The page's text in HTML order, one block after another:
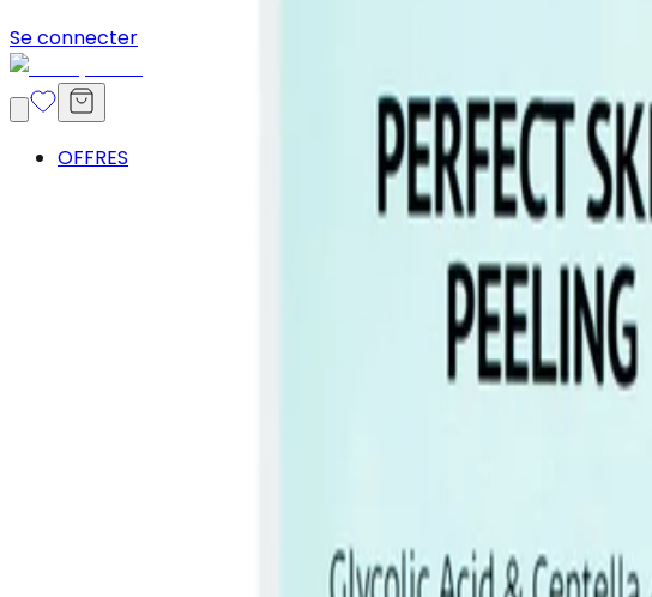
Se connecter
OFFRES